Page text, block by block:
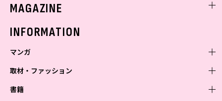
MAGAZINE
INFORMATION
マンガ
少年マンガ
青年マンガ
取材・ファッション
ファッション・美容
書籍